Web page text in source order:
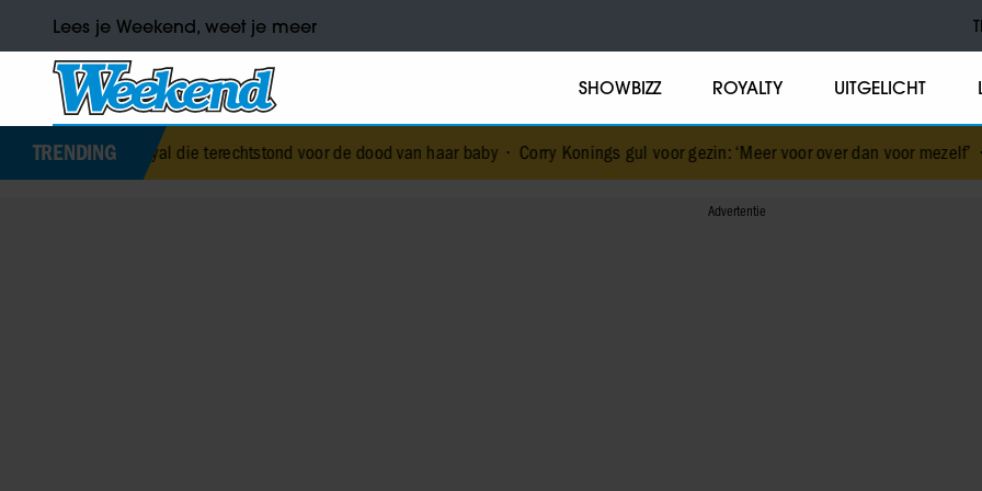
Lees je Weekend, weet je meer
SHOWBIZZ ROYALTY UITGELICHT
TRENDING
die terechtstond voor de dood van haar baby•Corry Konings gul voor gezin: ‘Meer voor over dan voor mezelf’•De